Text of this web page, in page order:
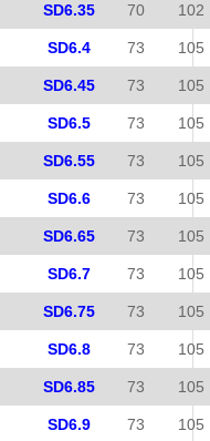
SD6.35 70 102
SD6.4 73 105
SD6.45 73 105
SD6.5 73 105
SD6.55 73 105
SD6.6 73 105
SD6.65 73 105
SD6.7 73 105
SD6.75 73 105
SD6.8 73 105
SD6.85 73 105
SD6.9 73 105